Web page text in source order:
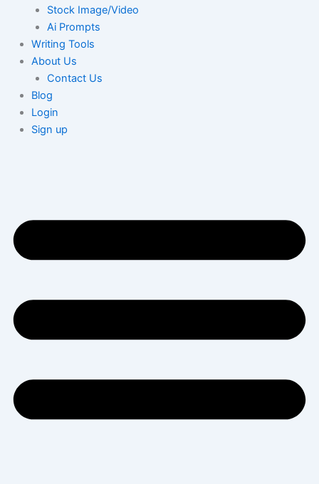
Stock Image/Video
Ai Prompts
Writing Tools
About Us
Contact Us
Blog
Login
Sign up